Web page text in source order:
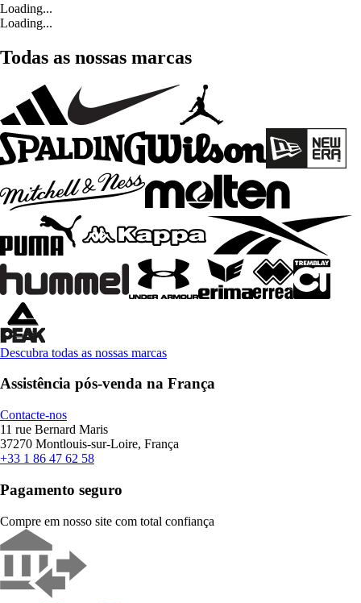
Loading...
Loading...
Todas as nossas marcas
Descubra todas as nossas marcas
Assistência pós-venda na França
Contacte-nos
11 rue Bernard Maris
37270 Montlouis-sur-Loire, França
+33 1 86 47 62 58
Pagamento seguro
Compre em nosso site com total confiança